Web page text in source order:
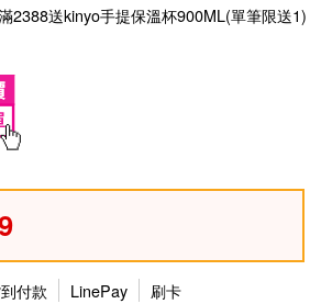
2388送kinyo手提保溫杯900ML(單筆限送1)
付款 LinePay 刷卡